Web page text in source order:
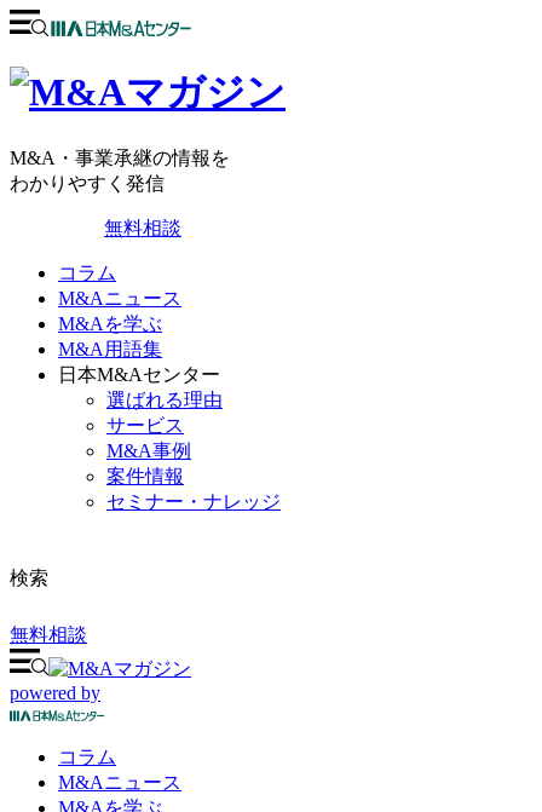
M&A・事業承継の情報を
わかりやすく発信
無料相談
コラム
M&Aニュース
M&Aを学ぶ
M&A用語集
日本M&Aセンター
選ばれる理由
サービス
M&A事例
案件情報
セミナー・ナレッジ
検索
無料相談
powered by
コラム
M&Aニュース
M&Aを学ぶ